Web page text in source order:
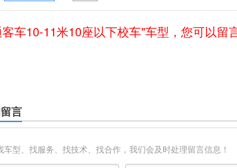
车10-11米10座以下校车"车型，您可以留
言
车型、找服务、找技术、找合作，我们会及时处理留言信息！